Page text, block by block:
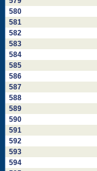
580
581
582
583
584
585
586
587
588
589
590
591
592
593
594